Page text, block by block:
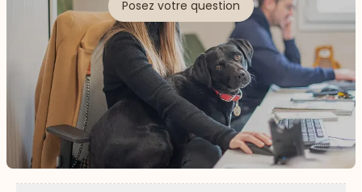
Posez votre question